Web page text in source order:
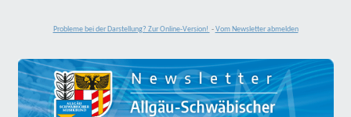
Probleme bei der Darstellung? Zur Online-Version! -Vom Newsletter abmelden